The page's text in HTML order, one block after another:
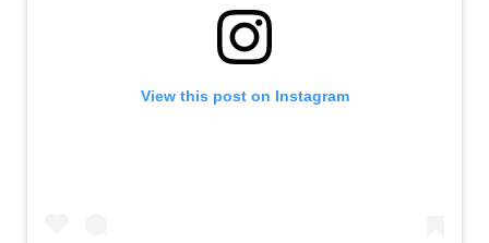
View this post on Instagram